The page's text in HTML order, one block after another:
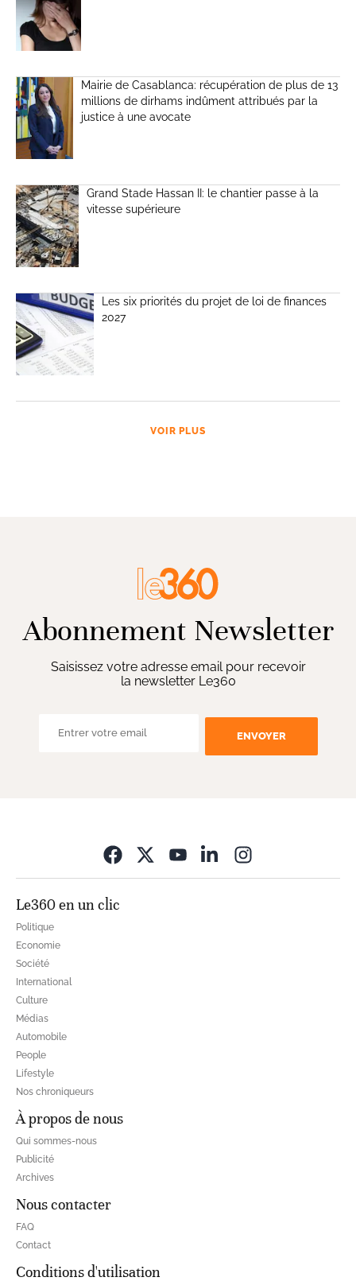
Mairie de Casablanca: récupération de plus de 13
millions de dirhams indûment attribués par la
justice à une avocate
Grand Stade Hassan II: le chantier passe à la
vitesse supérieure
Les six priorités du projet de loi de finances
2027
VOIR PLUS
Abonnement Newsletter
Saisissez votre adresse email pour recevoir
la newsletter Le360
ENVOYER
Le360 en un clic
Politique
Economie
Société
International
Culture
Médias
Automobile
People
Lifestyle
Nos chroniqueurs
À propos de nous
Qui sommes-nous
Publicité
Archives
Nous contacter
FAQ
Contact
Conditions d'utilisation